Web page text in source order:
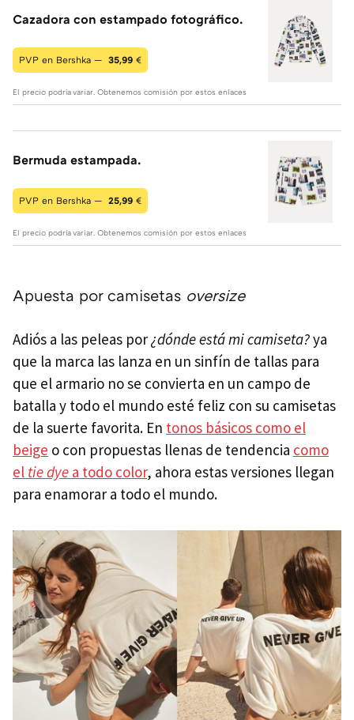
Cazadora con estampado fotográfico.
PVP en Bershka — 35,99 €
El precio podría variar. Obtenemos comisión por estos enlaces
Bermuda estampada.
PVP en Bershka — 25,99 €
El precio podría variar. Obtenemos comisión por estos enlaces
Apuesta por camisetas oversize
Adiós a las peleas por¿dónde está mi camiseta?ya
que la marca las lanza en un sinfín de tallas para
que el armario no se convierta en un campo de
batalla y todo el mundo esté feliz con su camisetas
de la suerte favorita. En tonos básicos como el
beige o con propuestas llenas de tendencia como
el tie dye a todo color, ahora estas versiones llegan
para enamorar a todo el mundo.